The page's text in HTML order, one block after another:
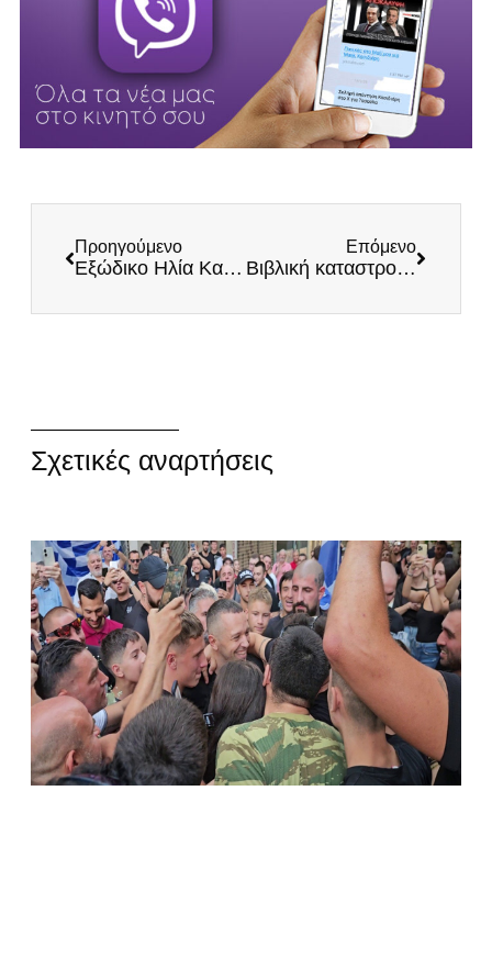
Προηγούμενο
Εξώδικο Ηλία Κασιδιάρη στην εφημερίδα «ΤΑ ΝΕΑ» για παραπλανητικό πρωτοσέλιδο
Επόμενο
Βιβλική καταστροφή στην Εύβοια – Τα αντιπλημμυρικά έργα Μητσοτάκη δεν έγιναν ποτέ!
Σχετικές αναρτήσεις